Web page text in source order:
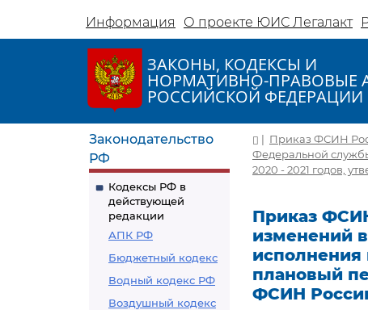
Информация О проекте ЮИС Легалакт
ЗАКОНЫ, КОДЕКСЫ И
НОРМАТИВНО-ПРАВОВЫЕ
РОССИЙСКОЙ ФЕДЕРАЦИИ
Законодательство
РФ
Кодексы РФ в
действующей
редакции
АПК РФ
Бюджетный кодекс
Водный кодекс РФ
Воздушный кодекс
| Приказ ФСИН
Федеральной
2020 - 2021 годов,
Приказ
изменений
исполнения
плановый
ФСИН